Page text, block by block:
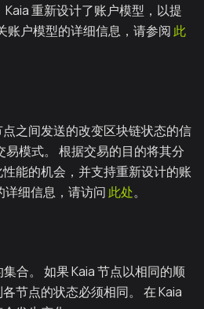
重新设计了账户模型，以提
账户模型的详细信息，请参阅 此
之间发送的改变区块链状态的信
易模式。 根据交易的目的将其分
能的机会，并支持重新设计的账
详细信息，请访问 此处。
合。 如果 Kaia 节点以相同的顺
节点的状态必须相同。 在 Kaia